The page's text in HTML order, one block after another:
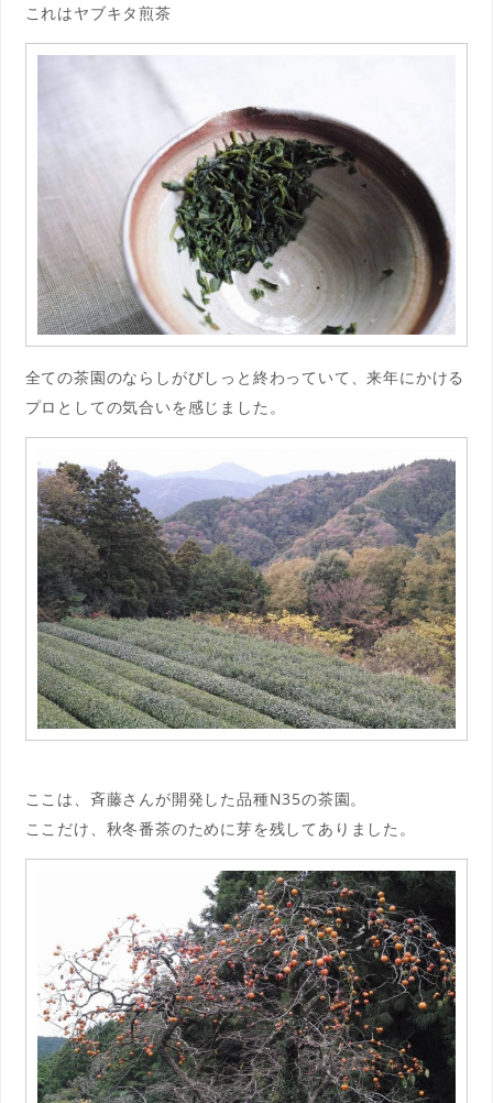
これはヤブキタ煎茶
全ての茶園のならしがびしっと終わっていて、来年にかける
プロとしての気合いを感じました。
ここは、斉藤さんが開発した品種N35の茶園。
ここだけ、秋冬番茶のために芽を残してありました。